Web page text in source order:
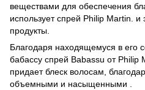
веществами для обеспечения
использует спрей Philip Martin. и
продукты.
Благодаря находящемуся в его
бабассу спрей Babassu от Philip
придает блеск волосам,
объемными и насыщенными .